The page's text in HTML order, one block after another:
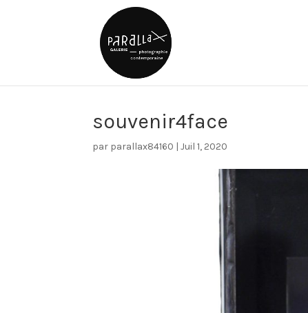
souvenir4face
par parallax84160 |Juil 1, 2020